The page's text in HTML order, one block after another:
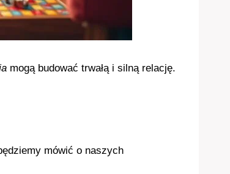
mogą budować trwałą i silną relację.
mówić o naszych